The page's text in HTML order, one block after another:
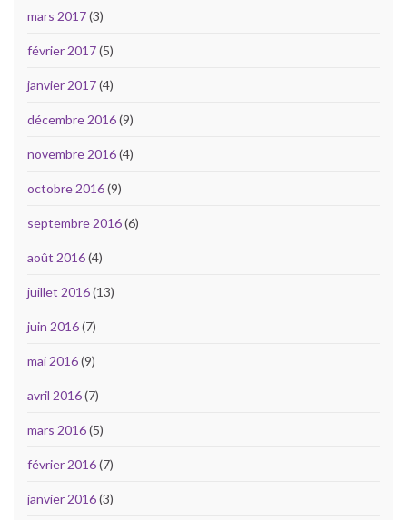
mars 2017(3)
février 2017(5)
janvier 2017(4)
décembre 2016(9)
novembre 2016(4)
octobre 2016(9)
septembre 2016(6)
août 2016(4)
juillet 2016(13)
juin 2016(7)
mai 2016(9)
avril 2016(7)
mars 2016(5)
février 2016(7)
janvier 2016(3)